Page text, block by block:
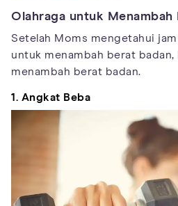
Olahraga untuk Menambah
Setelah Moms mengetahui
untuk menambah berat
menambah berat badan.
1. Angkat Beba